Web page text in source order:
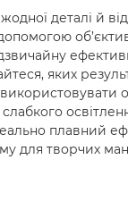
деталі й
яких
плавний
для творчих